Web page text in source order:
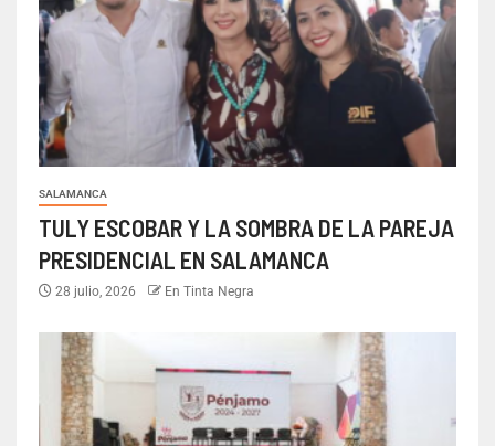
SALAMANCA
TULY ESCOBAR Y LA SOMBRA DE LA PAREJA
PRESIDENCIAL EN SALAMANCA
28 julio, 2026 En Tinta Negra